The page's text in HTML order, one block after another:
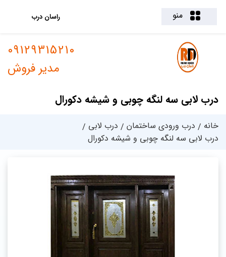
منو راسان درب
درب لابی سه لنگه چوبی و شیشه دکورال
09129315210
مدیر فروش
خانه درب ورودی ساختمان
درب لابی
درب لابی سه لنگه چوبی و شیشه دکورال